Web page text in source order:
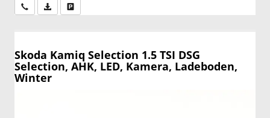
Wir rufen Sie anPDF-Datei, Fahrzeugexposé drucken
Skoda Kamiq Selection 1.5 TSI DSG
Selection, AHK, LED, Kamera, Ladeboden,
Winter